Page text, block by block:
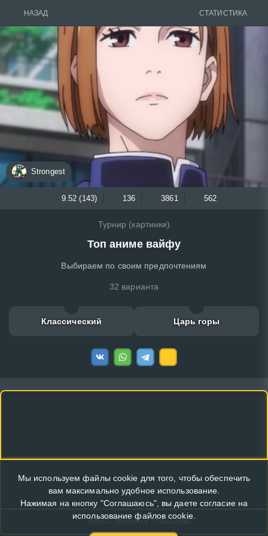
НАЗАД СТАТИСТИКА
Strongest
9.52 (143) 136 3861 562
Турнир (картинки)
Топ аниме вайфу
Выбираем по своим предпочтениям
32 варианта
Классический Царь горы
КУПИТЬ РЕКЛАМУ В ЭТОМ БЛОКЕ
Мы используем файлы cookie для того, чтобы обеспечить
вам максимально удобное использование.
Нажимая на кнопку "Соглашаюсь", вы даете согласие на
использование файлов cookie.